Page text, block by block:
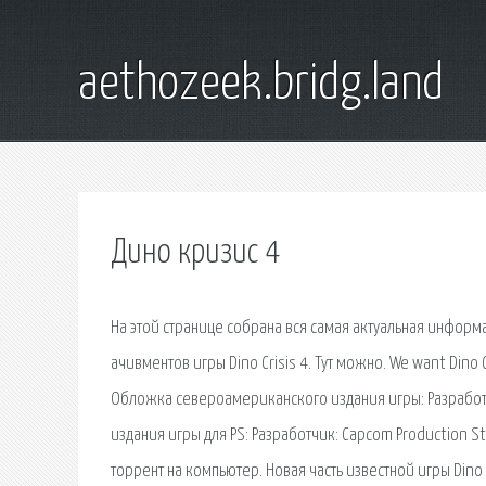
aethozeek.bridg.land
Дино кризис 4
На этой странице собрана вся самая актуальная
ачивментов игры Dino Crisis 4. Тут можно. We want
Обложка североамериканского издания игры:
издания игры для PS: Разработчик: Capcom Production
торрент на компьютер. Новая часть известной игры